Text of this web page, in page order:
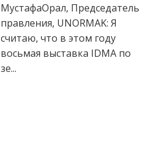
МустафаОрал, Председатель
правления, UNORMAK: Я
считаю, что в этом году
восьмая выставка IDMA по
зе...